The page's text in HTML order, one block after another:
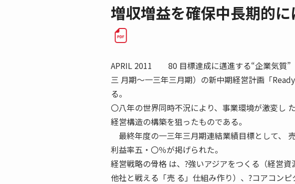
増収増益を確保中長期的
APRIL 2011 80 目標達成に邁進する“企業気質
三 月期〜一三年三月期）の新中期経営計画「
る。
〇八年の世界同時不況により、事業環境が激変し
経営構造の構築を狙ったものである。
最終年度の一三年三月期連結業績目標として、
利益率五・〇％が掲げられた。
経営戦略の骨格 は、?強いアジアをつくる（経営
他社と戦える「売 る」仕組み作り）、?コアコン